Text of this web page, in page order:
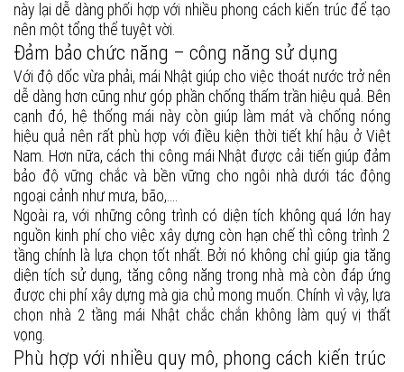
này lại dễ dàng phối hợp với nhiều phong cách kiến trúc để tạo
nên một tổng thể tuyệt vời.
Đảm bảo chức năng – công năng sử dụng
Với độ dốc vừa phải, mái Nhật giúp cho việc thoát nước trở nên
dễ dàng hơn cũng như góp phần chống thấm trần hiệu quả. Bên
cạnh đó, hệ thống mái này còn giúp làm mát và chống nóng
hiệu quả nên rất phù hợp với điều kiện thời tiết khí hậu ở Việt
Nam. Hơn nữa, cách thi công mái Nhật được cải tiến giúp đảm
bảo độ vững chắc và bền vững cho ngôi nhà dưới tác động
ngoại cảnh như mưa, bão,….
Ngoài ra, với những công trình có diện tích không quá lớn hay
nguồn kinh phí cho việc xây dựng còn hạn chế thì công trình 2
tầng chính là lựa chọn tốt nhất. Bởi nó không chỉ giúp gia tăng
diện tích sử dụng, tăng công năng trong nhà mà còn đáp ứng
được chi phí xây dựng mà gia chủ mong muốn. Chính vì vậy, lựa
chọn nhà 2 tầng mái Nhật chắc chắn không làm quý vị thất
vọng.
Phù hợp với nhiều quy mô, phong cách kiến trúc